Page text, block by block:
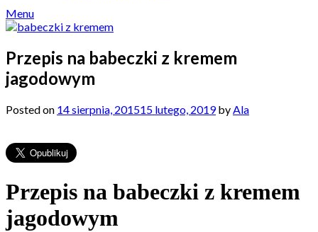
Menu
Przepis na babeczki z kremem
jagodowym
Posted on 14 sierpnia, 201515 lutego, 2019byAla
Przepis na babeczki z kremem
jagodowym